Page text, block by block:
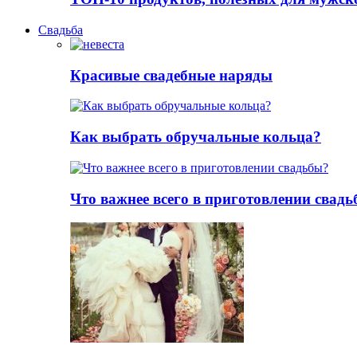
Свадьба
Красивые свадебные наряды
Как выбрать обручальные кольца?
Что важнее всего в приготовлении